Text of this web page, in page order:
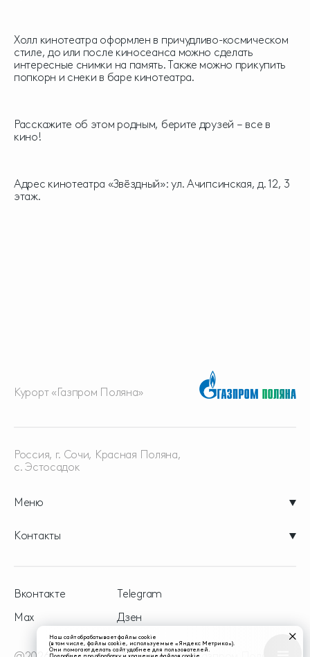
Холл кинотеатра оформлен в причудливо-космическом
стиле, до или после киносеанса можно сделать
интересные снимки на память. Также можно прикупить
попкорн и снеки в баре кинотеатра.
Расскажите об этом родным, берите друзей – все в
кино!
Адрес кинотеатра «Звёздный»: ул. Ачипсинская, д. 12, 3
этаж.
Курорт «Газпром Поляна»
Меню
Россия, г. Сочи, Красная Поляна,
с. Эстосадок
Контакты
Вконтакте
Telegram
Max
Дзен
Наш сайт обрабатывает файлы cookie
(в том числе, файлы cookie, используемые «Яндекс Метрика»).
Они помогают делать сайт удобнее для пользователей.
Подробнее про обработку и хранение файлов cookie